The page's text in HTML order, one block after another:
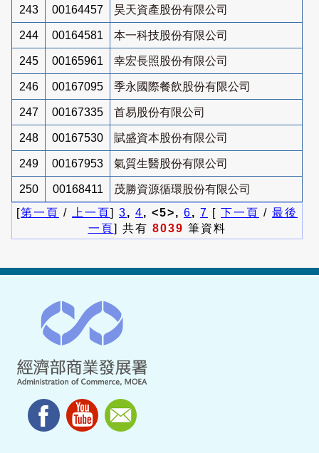
243 00164457 昊天資產股份有限公司
244 00164581 本一科技股份有限公司
245 00165961 幸宏長照股份有限公司
246 00167095 季永國際餐飲股份有限公司
247 00167335 首易股份有限公司
248 00167530 賦盛資本股份有限公司
249 00167953 氣質生醫股份有限公司
250 00168411
茂勝資源循環股份有限公司
[第一頁 / 上一頁] 3, 4, <5>, 6, 7 [ 下一頁 / 最後
一頁] 共有 8039 筆資料